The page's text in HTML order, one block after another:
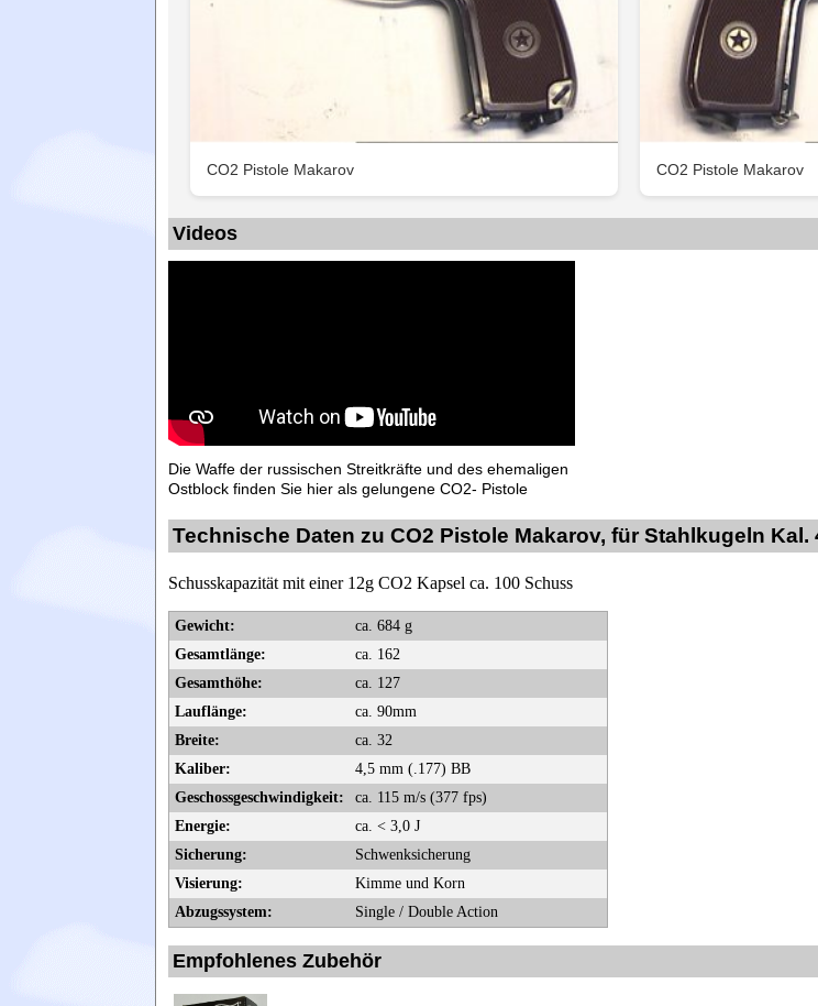
CO2 Pistole Makarov CO2 Pistole Makarov
Videos
Die Waffe der russischen Streitkräfte und des ehemaligen
Ostblock finden Sie hier als gelungene CO2- Pistole
Technische Daten zu CO2 Pistole Makarov, für Stahlkugeln Kal.
Schusskapazität mit einer 12g CO2 Kapsel ca. 100 Schuss
Gewicht:
ca. 684 g
Gesamtlänge:
ca. 162
Gesamthöhe:
ca. 127
Lauflänge:
ca. 90mm
Breite:
ca. 32
Kaliber:
4,5 mm (.177) BB
Geschossgeschwindigkeit:
ca. 115 m/s (377 fps)
Energie:
ca. < 3,0 J
Sicherung:
Schwenksicherung
Visierung:
Kimme und Korn
Abzugssystem:
Single / Double Action
Empfohlenes Zubehör